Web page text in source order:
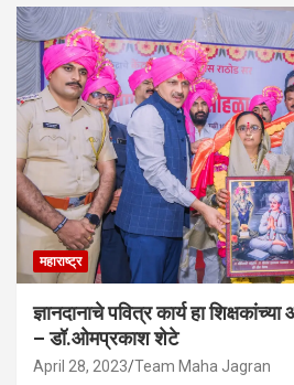
महाराष्ट्र
ज्ञानदानाचे पवित्र कार्य हा
– डॉ.ओमप्रकाश शेटे
April 28, 2023 Team Maha Jagran